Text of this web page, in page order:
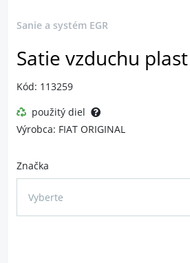
Sanie a systém EGR
Satie vzduchu
Kód: 113259
použitý diel
Výrobca: FIAT ORIGINAL
Značka
Vyberte